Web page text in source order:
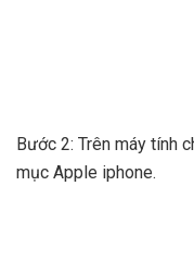
Bước 2: Trên máy tính
mục Apple iphone.